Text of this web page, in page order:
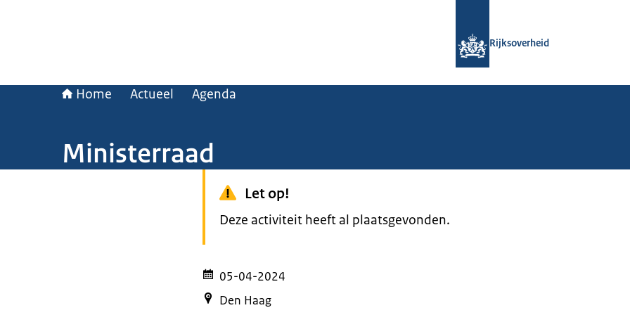
Rijksoverheid
Home Actueel Agenda
Ministerraad
Let op!
Deze activiteit heeft al plaatsgevonden.
05-04-2024
Den Haag